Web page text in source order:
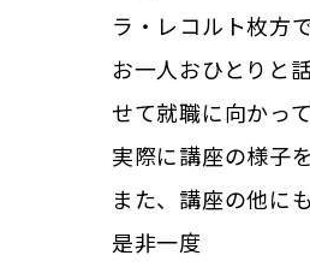
ラ・レコルト枚方
お一人おひとりと
せて就職に向かっ
実際に講座の様子
また、講座の他に
是非一度